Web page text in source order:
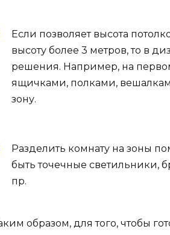
Если позволяет высота
высоту более 3 метров, то в
решения. Например, на
ящичками, полками,
зону.
Разделить комнату на зоны
быть точечные светильники,
пр.
образом, для того, чтобы